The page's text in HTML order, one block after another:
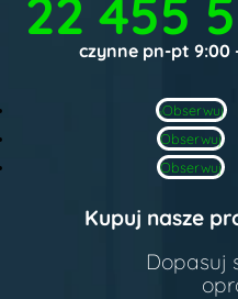
22 455
czynne pn-pt 9:00
Obserwuj
Obserwuj
Obserwuj
Kupuj nasze
Dopasuj